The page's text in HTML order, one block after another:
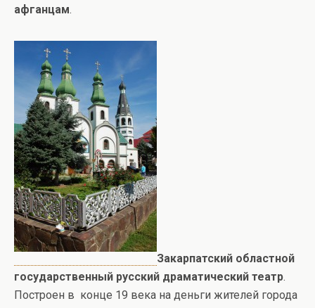
афганцам.
Закарпатский областной
государственный русский драматический театр.
Построен в конце 19 века на деньги жителей города